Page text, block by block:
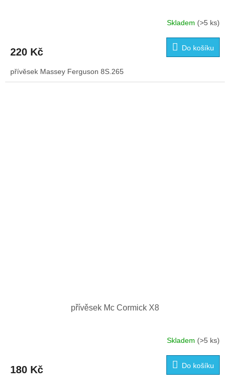
je
z
5
Skladem (>5 ks)
220 Kč Do košíku
přívěsek Massey Ferguson 8S.265
přívěsek Mc Cormick X8
Skladem (>5 ks)
180 Kč Do košíku